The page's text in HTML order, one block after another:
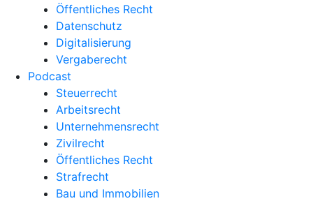
Öffentliches Recht
Datenschutz
Digitalisierung
Vergaberecht
Podcast
Steuerrecht
Arbeitsrecht
Unternehmens­recht
Zivilrecht
Öffentliches Recht
Strafrecht
Bau und Immobilien